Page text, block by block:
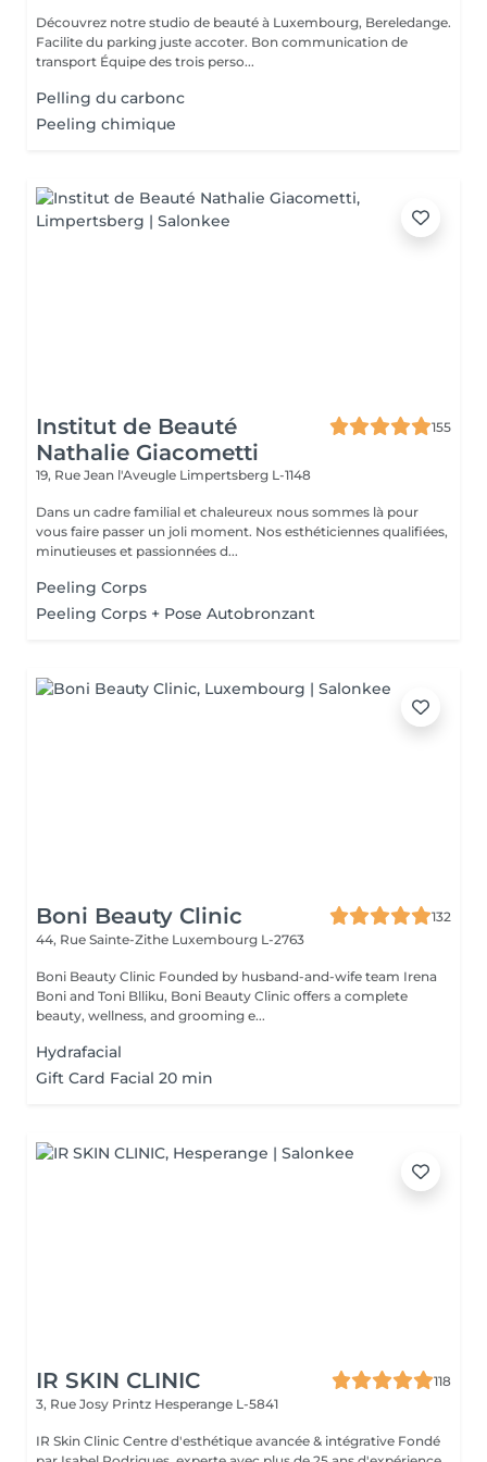
Découvrez notre studio de beauté à Luxembourg, Bereledange.
Facilite du parking juste accoter. Bon communication de
transport Équipe des trois perso...
Pelling du carbonc
Peeling chimique
Institut de Beauté
Nathalie Giacometti
155
19, Rue Jean l'Aveugle Limpertsberg L-1148
Dans un cadre familial et chaleureux nous sommes là pour
vous faire passer un joli moment. Nos esthéticiennes qualifiées,
minutieuses et passionnées d...
Peeling Corps
Peeling Corps + Pose Autobronzant
Boni Beauty Clinic
132
44, Rue Sainte-Zithe Luxembourg L-2763
Boni Beauty Clinic Founded by husband-and-wife team Irena
Boni and Toni Blliku, Boni Beauty Clinic offers a complete
beauty, wellness, and grooming e...
Hydrafacial
Gift Card Facial 20 min
IR SKIN CLINIC
118
3, Rue Josy Printz Hesperange L-5841
IR Skin Clinic Centre d'esthétique avancée & intégrative Fondé